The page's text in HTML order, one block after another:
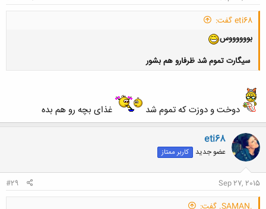
eti68 گفت:
بووووووس
سیگارت تموم شد ظرفارو هم بشور
کلیک کنید تا باز شود...دوخت و دوزت که تموم شد
غذای بچه رو هم بده
eti68
عضو جدید کاربر ممتاز
Sep 27, 2015
#29
.SAMAN. گفت: